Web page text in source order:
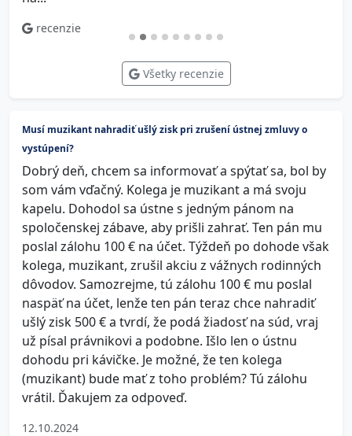
Všetky recenzie
Musí muzikant nahradiť ušlý zisk pri zrušení ústnej zmluvy o
vystúpení?
Dobrý deň, chcem sa informovať a spýtať sa, bol by
som vám vďačný. Kolega je muzikant a má svoju
kapelu. Dohodol sa ústne s jedným pánom na
spoločenskej zábave, aby prišli zahrať. Ten pán mu
poslal zálohu 100 € na účet. Týždeň po dohode však
kolega, muzikant, zrušil akciu z vážnych rodinných
dôvodov. Samozrejme, tú zálohu 100 € mu poslal
naspäť na účet, lenže ten pán teraz chce nahradiť
ušlý zisk 500 € a tvrdí, že podá žiadosť na súd, vraj
už písal právnikovi a podobne. Išlo len o ústnu
dohodu pri kávičke. Je možné, že ten kolega
(muzikant) bude mať z toho problém? Tú zálohu
vrátil. Ďakujem za odpoveď.
12.10.2024